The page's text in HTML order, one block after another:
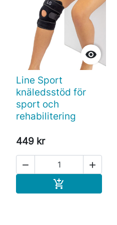

Line Sport
knäledsstöd för
sport och
rehabilitering
449 kr
 
